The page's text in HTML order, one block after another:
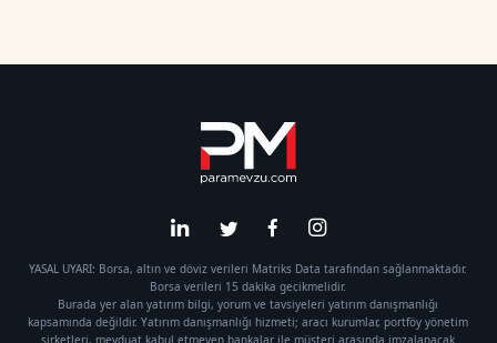
YASAL UYARI: Borsa, altın ve döviz verileri Matriks Data tarafından sağlanmaktadır.
Borsa verileri 15 dakika gecikmelidir.
Burada yer alan yatırım bilgi, yorum ve tavsiyeleri yatırım danışmanlığı
kapsamında değildir. Yatırım danışmanlığı hizmeti; aracı kurumlar, portföy yönetim
şirketleri, mevduat kabul etmeyen bankalar ile müşteri arasında imzalanacak